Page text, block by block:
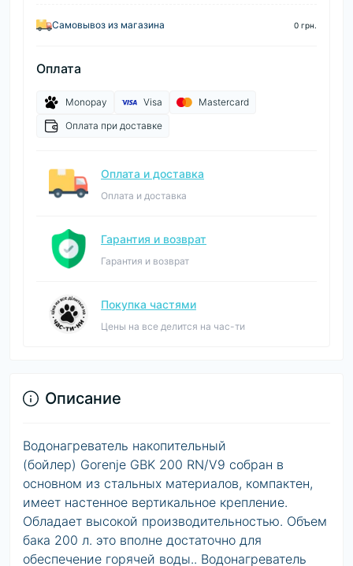
Самовывоз из магазина 0 грн.
Оплата
Monopay Visa
Mastercard
Оплата при доставке
Оплата и доставка
Оплата и доставка
Гарантия и возврат
Гарантия и возврат
Покупка частями
Цены на все делится на час-ти
Описание
Водонагреватель накопительный
(бойлер) Gorenje GBK 200 RN/V9 собран в
основном из стальных материалов, компактен,
имеет настенное вертикальное крепление.
Обладает высокой производительностью. Объем
бака 200 л. это вполне достаточно для
обеспечение горячей воды.. Водонагреватель